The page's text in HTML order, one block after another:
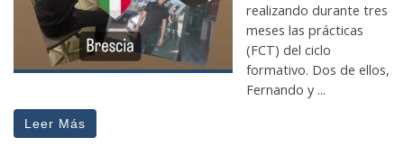
realizando durante tres
meses las prácticas
(FCT) del ciclo
formativo. Dos de ellos,
Fernando y ...
Leer Más